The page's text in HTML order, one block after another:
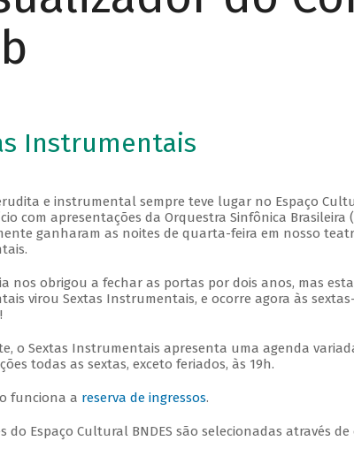
Instrumentais
e instrumental sempre teve lugar no Espaço
com apresentações da Orquestra Sinfônica Brasileira
ganharam as noites de quarta-feira em nosso
nos obrigou a fechar as portas por dois anos, mas
virou Sextas Instrumentais, e ocorre agora às
o Sextas Instrumentais apresenta uma agenda
todas as sextas, exceto feriados, às 19h.
funciona a reserva de ingressos.
do Espaço Cultural BNDES são selecionadas através